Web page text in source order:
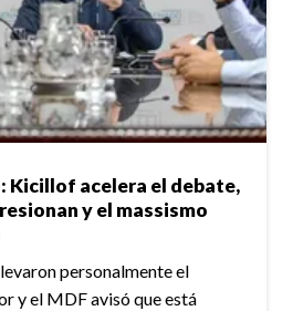
Kicillof acelera el debate,
y el massismo
personalmente el
y el MDF avisó que está